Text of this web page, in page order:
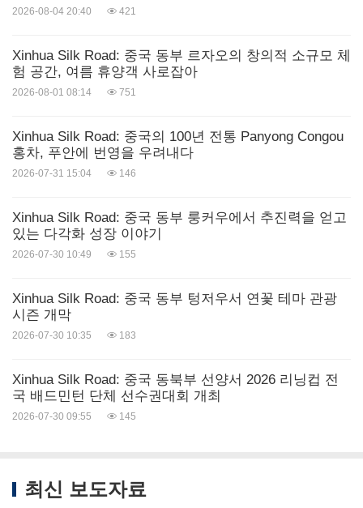
2026-08-04 20:40 421
Xinhua Silk Road: 중국 동부 르자오의 창의적 소규모 체
험 공간, 여름 휴양객 사로잡아
2026-08-01 08:14 751
Xinhua Silk Road: 중국의 100년 전통 Panyong Congou
홍차, 푸안에 번영을 우려내다
2026-07-31 15:04 146
Xinhua Silk Road: 중국 동부 룽커우에서 추진력을 얻고
있는 다각화 성장 이야기
2026-07-30 10:49 155
Xinhua Silk Road: 중국 동부 텅저우서 연꽃 테마 관광
시즌 개막
2026-07-30 10:35 183
Xinhua Silk Road: 중국 동북부 선양서 2026 리닝컵 전
국 배드민턴 단체 선수권대회 개최
2026-07-30 09:55 145
최신 보도자료